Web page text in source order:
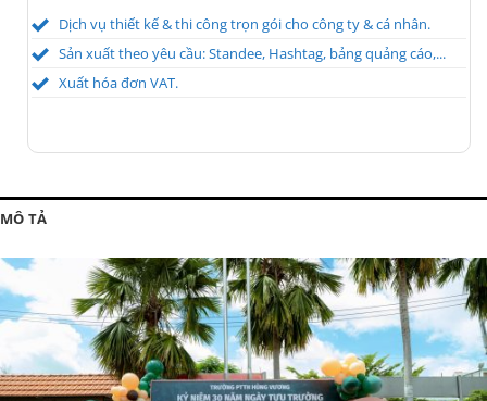
Dịch vụ thiết kế & thi công trọn gói cho công ty & cá nhân.
Sản xuất theo yêu cầu: Standee, Hashtag, bảng quảng cáo,...
Xuất hóa đơn VAT.
MÔ TẢ